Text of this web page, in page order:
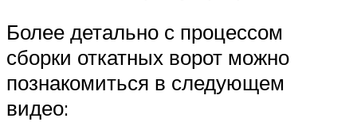
Более детально с процессом
сборки откатных ворот можно
познакомиться в следующем
видео: